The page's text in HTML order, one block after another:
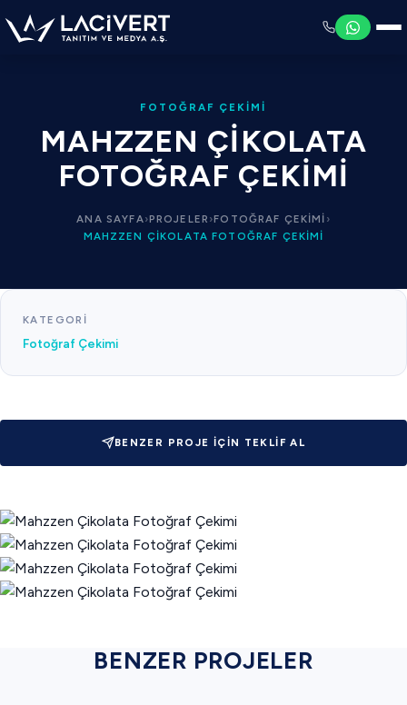
FOTOĞRAF ÇEKIMI
MAHZZEN ÇIKOLATA
FOTOĞRAF ÇEKIMI
ANA SAYFA›PROJELER ›FOTOĞRAF ÇEKIMI ›
MAHZZEN ÇIKOLATA FOTOĞRAF ÇEKIMI
KATEGORI
Fotoğraf Çekimi
BENZER PROJE İÇIN TEKLIF AL
BENZER PROJELER